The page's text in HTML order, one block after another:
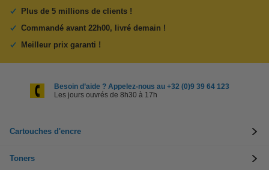
Plus de 5 millions de clients !
Commandé avant 22h00, livré demain !
Meilleur prix garanti !
Besoin d’aide ? Appelez-nous au +32 (0)9 39 64 123
Les jours ouvrés de 8h30 à 17h
Cartouches d'encre
Toners